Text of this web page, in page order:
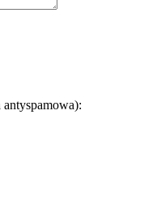
antyspamowa):